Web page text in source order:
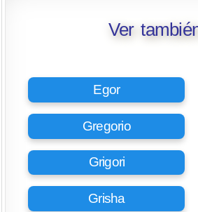
Ver
Egor
Gregorio
Grigori
Grisha